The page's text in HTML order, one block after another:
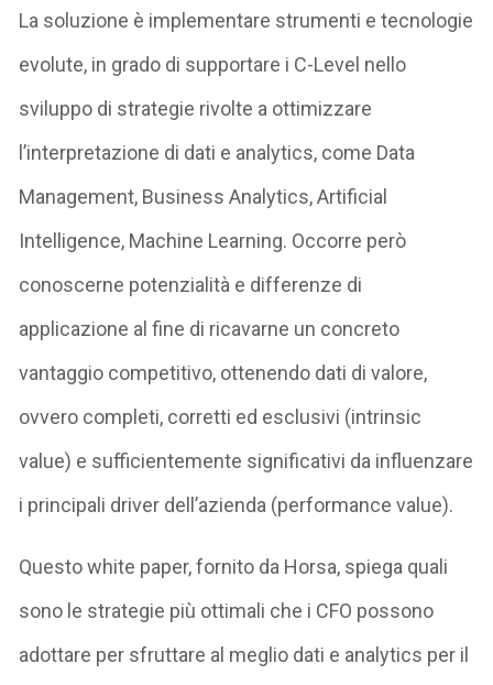
La soluzione è implementare strumenti e tecnologie
evolute, in grado di supportare i C-Level nello
sviluppo di strategie rivolte a ottimizzare
l’interpretazione di dati e analytics, come Data
Management, Business Analytics, Artificial
Intelligence, Machine Learning. Occorre però
conoscerne potenzialità e differenze di
applicazione al fine di ricavarne un concreto
vantaggio competitivo, ottenendo dati di valore,
ovvero completi, corretti ed esclusivi (intrinsic
value) e sufficientemente significativi da influenzare
i principali driver dell’azienda (performance value).
Questo white paper, fornito da Horsa, spiega quali
sono le strategie più ottimali che i CFO possono
adottare per sfruttare al meglio dati e analytics per il